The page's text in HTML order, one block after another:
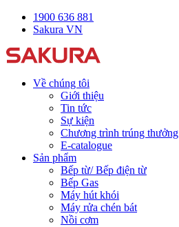
1900 636 881
Sakura VN
Về chúng tôi
Giới thiệu
Tin tức
Sự kiện
Chương trình trúng thưởng
E-catalogue
Sản phẩm
Bếp từ/ Bếp điện từ
Bếp Gas
Máy hút khói
Máy rửa chén bát
Nồi cơm